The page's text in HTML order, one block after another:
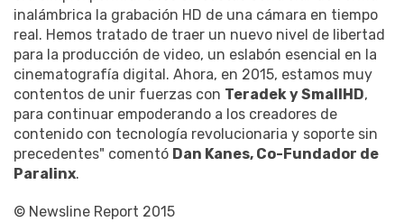
inalámbrica la grabación HD de una cámara en tiempo
real. Hemos tratado de traer un nuevo nivel de libertad
para la producción de video, un eslabón esencial en la
cinematografía digital. Ahora, en 2015, estamos muy
contentos de unir fuerzas con Teradek y SmallHD,
para continuar empoderando a los creadores de
contenido con tecnología revolucionaria y soporte sin
precedentes" comentó Dan Kanes, Co-Fundador de
Paralinx.
© Newsline Report 2015